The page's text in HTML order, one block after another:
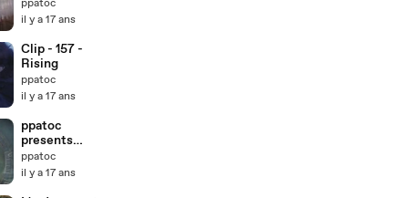
ppatoc
il y a 17 ans
Clip - 157 -
Rising
ppatoc
il y a 17 ans
ppatoc
presents
Stargate
Videos
ppatoc
il y a 17 ans